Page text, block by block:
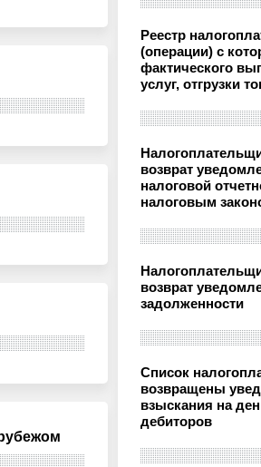
Реестр
(операции) с
фактического
услуг, отгрузки
возврат
налоговой
налоговым
возврат
задолженности
Список
возвращены
взыскания на
дебиторов